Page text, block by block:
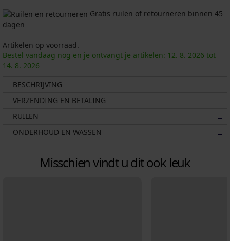
Gratis ruilen of retourneren binnen 45
dagen
Artikelen op voorraad.
Bestel vandaag nog en je ontvangt je artikelen: 12. 8. 2026 tot
14. 8. 2026
BESCHRIJVING
VERZENDING EN BETALING
RUILEN
ONDERHOUD EN WASSEN
Misschien vindt u dit ook leuk